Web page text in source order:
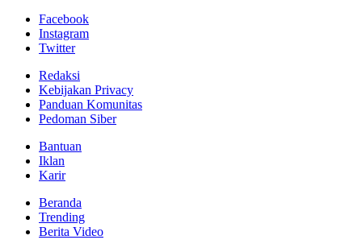
Facebook
Instagram
Twitter
Redaksi
Kebijakan Privacy
Panduan Komunitas
Pedoman Siber
Bantuan
Iklan
Karir
Beranda
Trending
Berita Video